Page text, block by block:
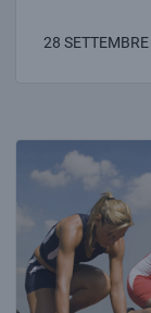
28
COLLISIONI